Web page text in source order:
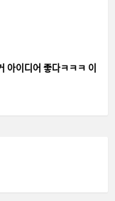
아이디어 좋다ㅋㅋㅋ 이